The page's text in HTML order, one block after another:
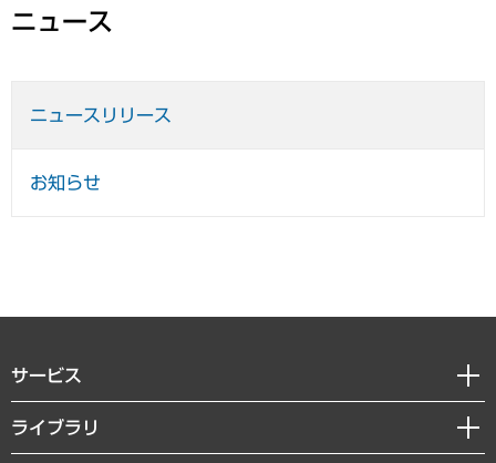
ニュース
ニュースリリース
お知らせ
サービス
経営戦略
組織・人事戦略
ライブラリ